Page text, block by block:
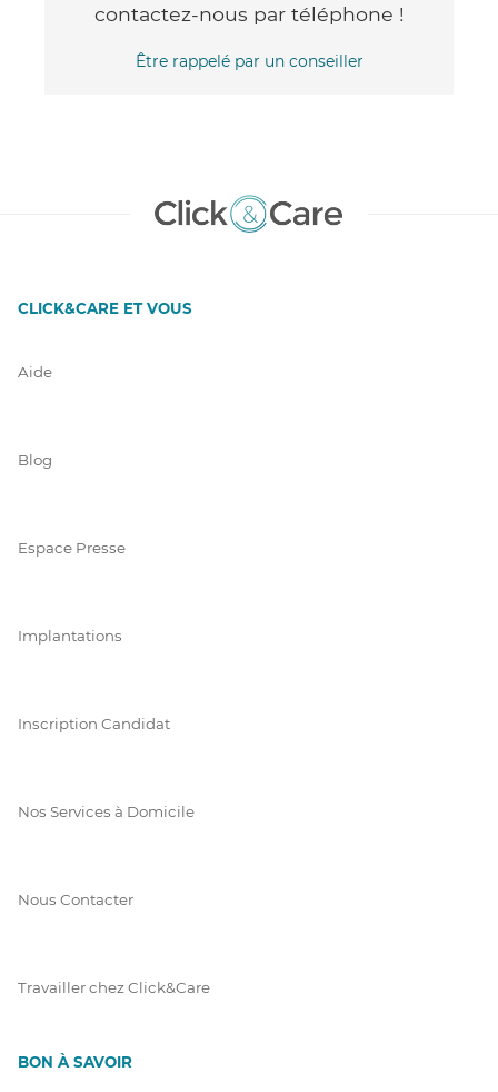
contactez-nous par téléphone !
Être rappelé par un conseiller
CLICK&CARE ET VOUS
Aide
Blog
Espace Presse
Implantations
Inscription Candidat
Nos Services à Domicile
Nous Contacter
Travailler chez Click&Care
BON À SAVOIR